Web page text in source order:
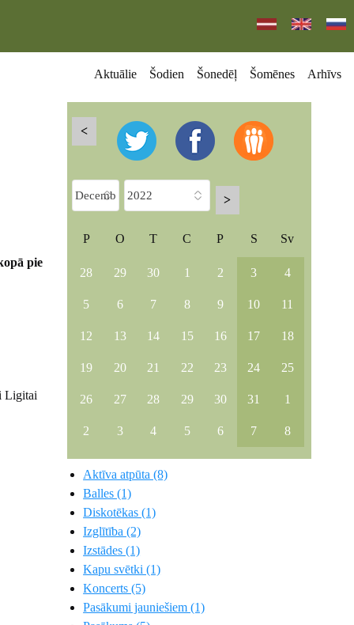
Aktuālie Šodien Šonedēļ Šomēnes Arhīvs
pie
Ligitai
<
>
P O T C P S Sv
28 29 30 1 2 3 4
5 6 7 8 9 10 11
12 13 14 15 16 17 18
19 20 21 22 23 24 25
26 27 28 29 30 31 1
2 3 4 5 6 7 8
Aktīva atpūta (8)
Balles (1)
Diskotēkas (1)
Izglītība (2)
Izstādes (1)
Kapu svētki (1)
Koncerts (5)
Pasākumi jauniešiem (1)